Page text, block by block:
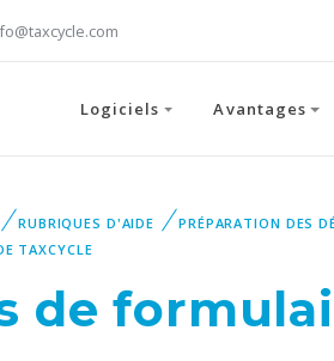
Logiciels Avantages
RUBRIQUES D'AIDE
PRÉPARATION DES
TAXCYCLE
de